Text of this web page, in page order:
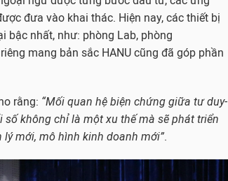
đưa vào khai thác. Hiện nay, các thiết bị
bậc nhất, như: phòng Lab, phòng
mang bản sắc HANU cũng đã góp phần
rằng: “Mối quan hệ biện chứng giữa tư duy-
không chỉ là một xu thế mà sẽ phát triển
mới, mô hình kinh doanh mới”.